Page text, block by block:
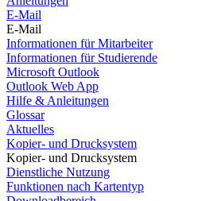
E-Mail
E-Mail
Informationen für Mitarbeiter
Informationen für Studierende
Microsoft Outlook
Outlook Web App
Hilfe & Anleitungen
Glossar
Aktuelles
Kopier- und Drucksystem
Kopier- und Drucksystem
Dienstliche Nutzung
Funktionen nach Kartentyp